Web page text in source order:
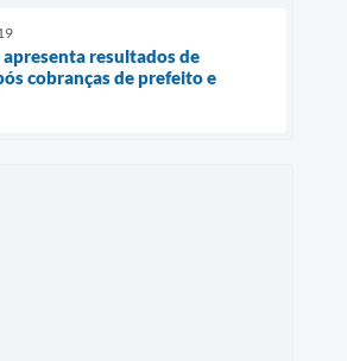
apresenta resultados de
cobranças de prefeito e